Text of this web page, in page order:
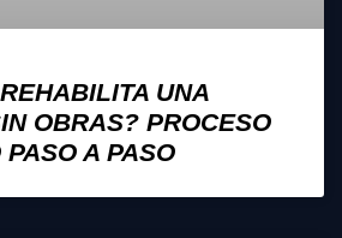
UNA
OBRAS? PROCESO
A PASO